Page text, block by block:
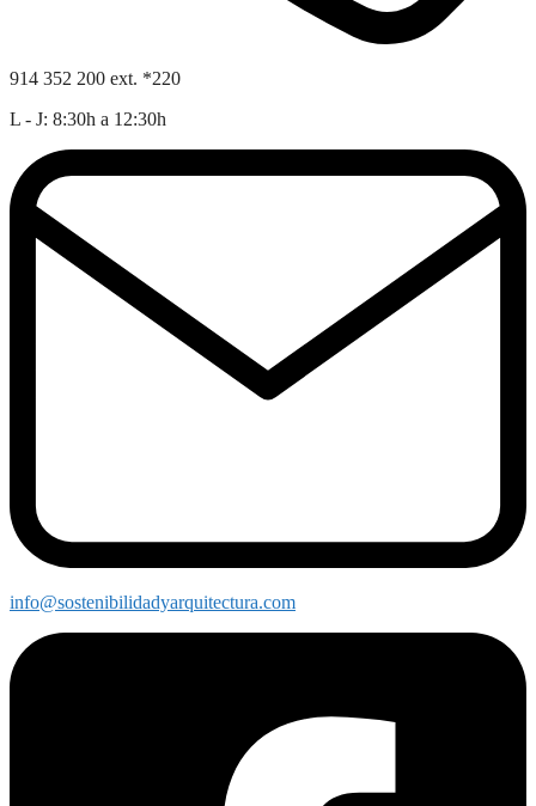
914 352 200 ext. *220
L - J: 8:30h a 12:30h
info@sostenibilidadyarquitectura.com